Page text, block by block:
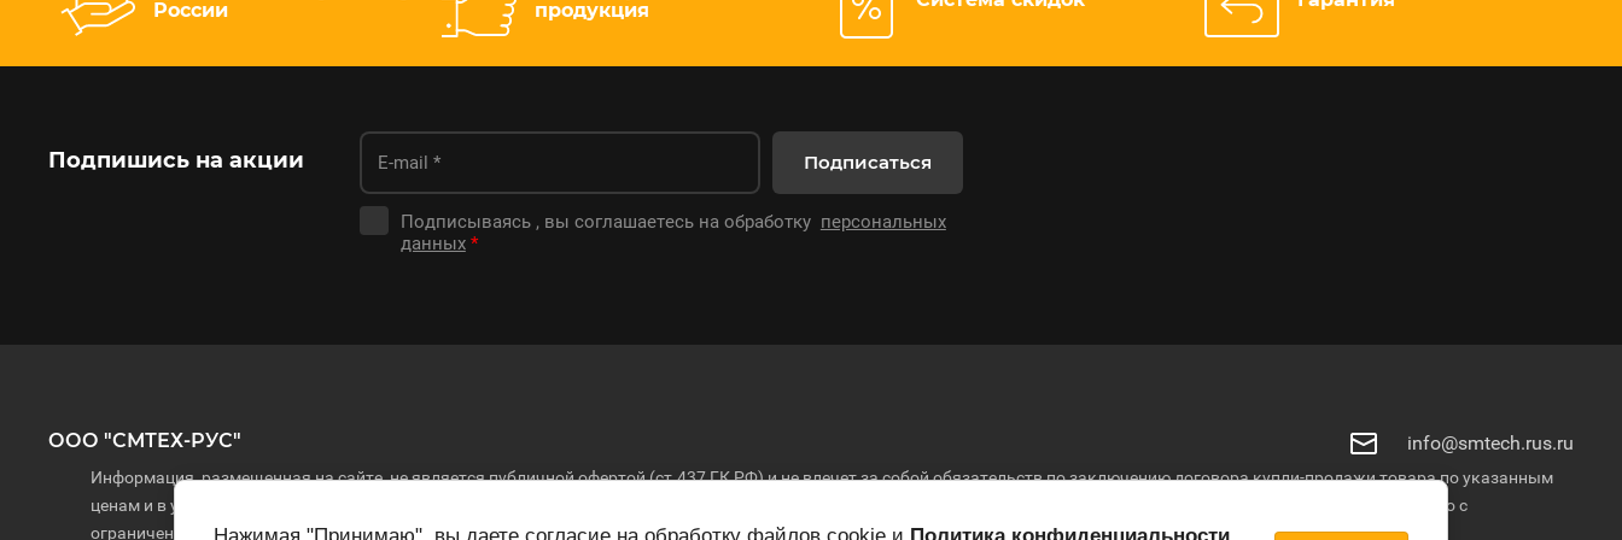
России
продукция
Подпишись на акции
Подписываясь , вы соглашаетесь на обработку персональных
данных *
Подписаться
ООО "СМТЕХ-РУС" info@smtech.rus.ru
Информация, размещенная на сайте, не является публичной офертой (ст.437 ГК РФ) и не влечет за собой обязательств по заключению договора купли-продажи товара по указанным
ценам и в указанном ассортименте. Наличие товара на складе, окончательная стоимость товара и другие условия купли-продажи уточняются у менеджеров. © Общество с
ограниченной ответственностью "СМТЕХ-РУС", 2022-2026